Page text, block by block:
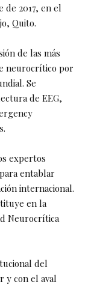
de 2017, en el
Quito.
de las más
neurocrítico por
Se
de EEG,
expertos
entablar
internacional.
en la
Neurocrítica
del
y con el aval